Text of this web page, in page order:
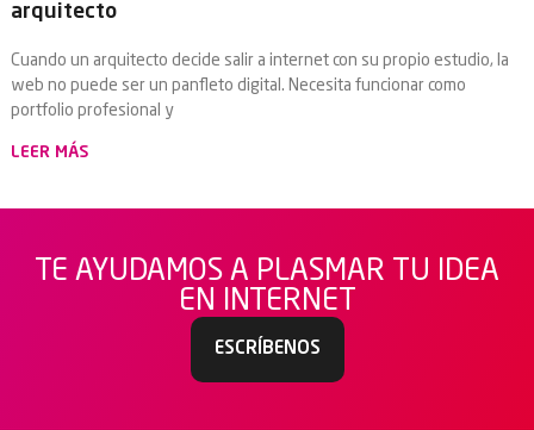
arquitecto
Cuando un arquitecto decide salir a internet con su propio estudio, la
web no puede ser un panfleto digital. Necesita funcionar como
portfolio profesional y
LEER MÁS
TE AYUDAMOS A PLASMAR TU IDEA
EN INTERNET
ESCRÍBENOS